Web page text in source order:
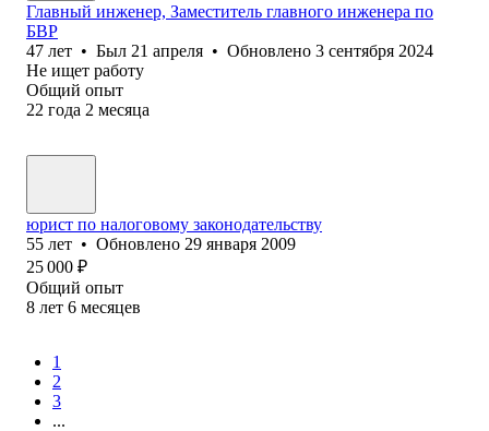
Главный инженер, Заместитель главного инженера по
БВР
47 лет • Был 21 апреля • Обновлено 3 сентября 2024
Не ищет работу
Общий опыт
22 года 2 месяца
юрист по налоговому законодательству
55 лет • Обновлено 29 января 2009
25 000 ₽
Общий опыт
8 лет 6 месяцев
1
2
3
...